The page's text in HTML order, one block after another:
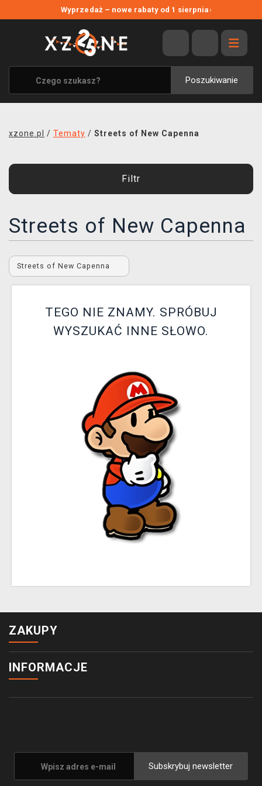
Wyprzedaż – nowe rabaty od 1 sierpnia›
Poszukiwanie
WYPRZEDAŻ
WSZYSTKIE MARKI
XZONE ORIGINALS
UBRANIA I AKCESORIA
BLOG
KONTAKT
XZONE KLUB
xzone.pl / Tematy / Streets of New Capenna
Filtr
Streets of New Capenna
Streets of New Capenna
TEGO NIE ZNAMY. SPRÓBUJ
WYSZUKAĆ INNE SŁOWO.
ZAKUPY
INFORMACJE
Subskrybuj newsletter